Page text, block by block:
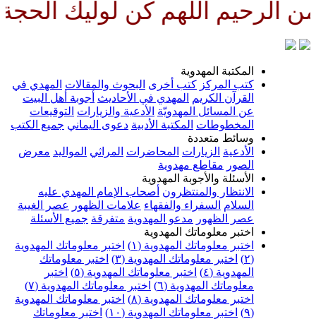
كن لوليك الحجة بن
المهدوية
كتب أخرى البحوث والمقالات المهدي في
المهدي في الأحاديث أجوبة أهل البيت
المسائل المهدويّة الأدعية والزيارات التوقيعات
المكتبة الأدبية دعوى اليماني جميع الكتب
متعددة
الزيارات المحاضرات المراثي المواليد معرض
مقاطع مهدوية
والأجوبة المهدوية
والمنتظرون أصحاب الإمام المهدي عليه
السفراء والفقهاء علامات الظهور عصر الغيبة
مدعو المهدوية متفرقة جميع الأسئلة
معلوماتك المهدوية
معلوماتك المهدوية (١)
اختبر معلوماتك المهدوية
اختبر معلوماتك المهدوية (٣)
اختبر معلوماتك
اختبر معلوماتك المهدوية (٥)
اختبر
المهدوية (٦)
اختبر معلوماتك المهدوية (٧)
معلوماتك المهدوية (٨)
اختبر معلوماتك المهدوية
اختبر معلوماتك المهدوية (١٠)
اختبر معلوماتك